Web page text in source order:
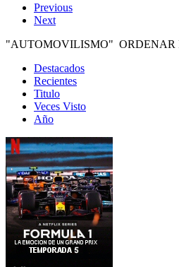
Previous
Next
"AUTOMOVILISMO" ORDENAR
Destacados
Recientes
Titulo
Veces Visto
Año